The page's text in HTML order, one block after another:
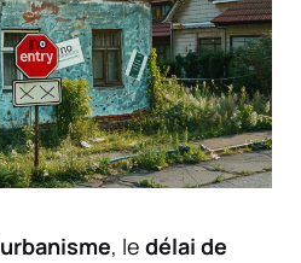
urbanisme, le délai de